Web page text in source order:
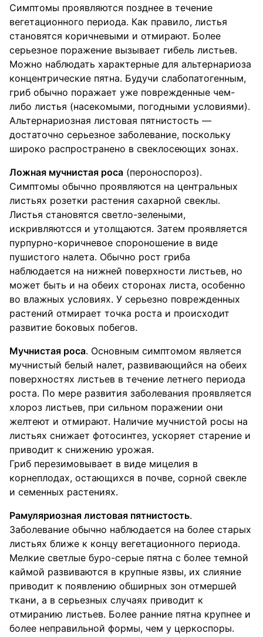
Симптомы проявляются позднее в течение
вегетационного периода. Как правило, листья
становятся коричневыми и отмирают. Более
серьезное поражение вызывает гибель листьев.
Можно наблюдать характерные для альтернариоза
концентрические пятна. Будучи слабопатогенным,
гриб обычно поражает уже поврежденные чем-
либо листья (насекомыми, погодными условиями).
Альтернариозная листовая пятнистость —
достаточно серьезное заболевание, поскольку
широко распространено в свеклосеющих зонах.
Ложная мучнистая роса (пероноспороз).
Симптомы обычно проявляются на центральных
листьях розетки растения сахарной свеклы.
Листья становятся светло-зелеными,
искривляютсся и утолщаются. Затем проявляется
пурпурно-коричневое спороношение в виде
пушистого налета. Обычно рост гриба
наблюдается на нижней поверхности листьев, но
может быть и на обеих сторонах листа, особенно
во влажных условиях. У серьезно поврежденных
растений отмирает точка роста и происходит
развитие боковых побегов.
Мучнистая роса. Основным симптомом является
мучнистый белый налет, развивающийся на обеих
поверхностях листьев в течение летнего периода
роста. По мере развития заболевания проявляется
хлороз листьев, при сильном поражении они
желтеют и отмирают. Наличие мучнистой росы на
листьях снижает фотосинтез, ускоряет старение и
приводит к снижению урожая.
Гриб перезимовывает в виде мицелия в
корнеплодах, остающихся в почве, сорной свекле
и семенных растениях.
Рамуляриозная листовая пятнистость.
Заболевание обычно наблюдается на более старых
листьях ближе к концу вегетационного периода.
Мелкие светлые буро-серые пятна с более темной
каймой развиваются в крупные язвы, их слияние
приводит к появлению обширных зон отмершей
ткани, а в серьезных случаях приводит к
отмиранию листьев. Более ранние пятна крупнее и
более неправильной формы, чем у церкоспоры.